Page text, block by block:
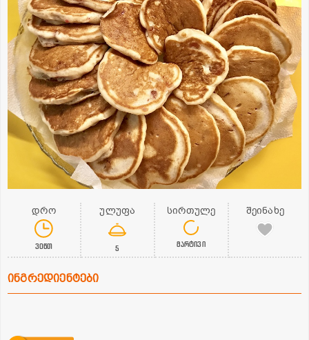
დრო
30წთ
ულუფა
5
სირთულე
მარტივი
შეინახე
ინგრედიენტები